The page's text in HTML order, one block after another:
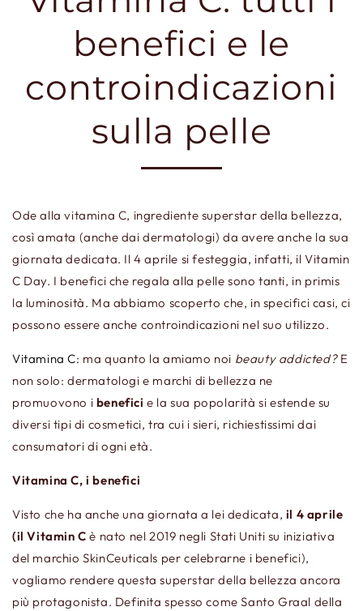
benefici e le
controindicazioni
sulla pelle
Ode alla vitamina C, ingrediente superstar della bellezza,
così amata (anche dai dermatologi) da avere anche la sua
giornata dedicata. Il 4 aprile si festeggia, infatti, il Vitamin
C Day. I benefici che regala alla pelle sono tanti, in primis
la luminosità. Ma abbiamo scoperto che, in specifici casi, ci
possono essere anche controindicazioni nel suo utilizzo.
Vitamina C: ma quanto la amiamo noi beauty addicted? E
non solo: dermatologi e marchi di bellezza ne
promuovono i benefici e la sua popolarità si estende su
diversi tipi di cosmetici, tra cui i sieri, richiestissimi dai
consumatori di ogni età.
Vitamina C, i benefici
Visto che ha anche una giornata a lei dedicata, il 4 aprile
(il Vitamin C è nato nel 2019 negli Stati Uniti su iniziativa
del marchio SkinCeuticals per celebrarne i benefici),
vogliamo rendere questa superstar della bellezza ancora
più protagonista. Definita spesso come Santo Graal della